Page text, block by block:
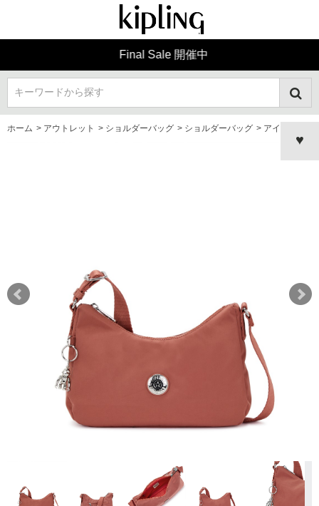
Final Sale 開催中
キーワードから探す
ホーム > アウトレット > ショルダーバッグ > ショルダーバッグ > アイダ